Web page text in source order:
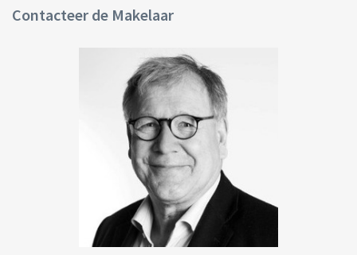
Contacteer de Makelaar